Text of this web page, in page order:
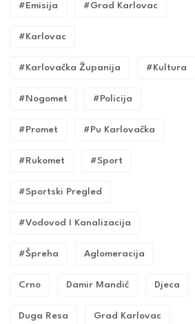
#emisija #grad Karlovac
#karlovac
#karlovačka Županija #kultura
#nogomet #policija
#promet #pu Karlovačka
#rukomet #sport
#sportski Pregled
#vodovod I Kanalizacija
#Špreha Aglomeracija
Crno Damir Mandić Djeca
Duga Resa Grad Karlovac